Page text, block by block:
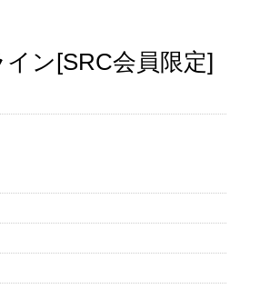
ン[SRC会員限定]